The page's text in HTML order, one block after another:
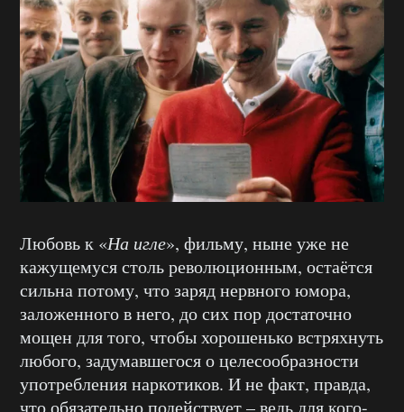
Любовь к «На игле», фильму, ныне уже не
кажущемуся столь революционным, остаётся
сильна потому, что заряд нервного юмора,
заложенного в него, до сих пор достаточно
мощен для того, чтобы хорошенько встряхнуть
любого, задумавшегося о целесообразности
употребления наркотиков. И не факт, правда,